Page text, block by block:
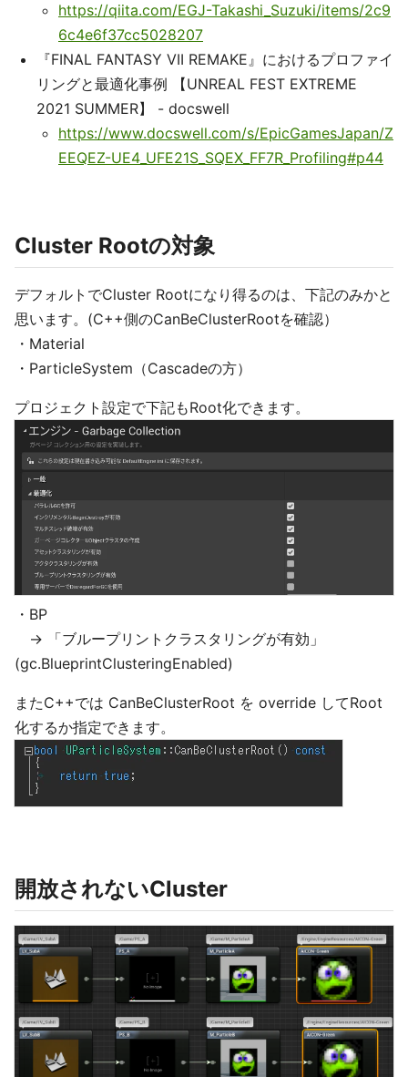
https://qiita.com/EGJ-Takashi_Suzuki/items/2c9
6c4e6f37cc5028207
『FINAL FANTASY VII REMAKE』におけるプロファイ
リングと最適化事例 【UNREAL FEST EXTREME
2021 SUMMER】 - docswell
https://www.docswell.com/s/EpicGamesJapan/Z
EEQEZ-UE4_UFE21S_SQEX_FF7R_Profiling#p44
Cluster Rootの対象
デフォルトでCluster Rootになり得るのは、下記のみかと
思います。(C++側のCanBeClusterRootを確認）
・Material
・ParticleSystem（Cascadeの方）
プロジェクト設定で下記もRoot化できます。
・BP
→ 「ブループリントクラスタリングが有効」
(gc.BlueprintClusteringEnabled)
またC++では CanBeClusterRoot を override してRoot
化するか指定できます。
開放されないCluster